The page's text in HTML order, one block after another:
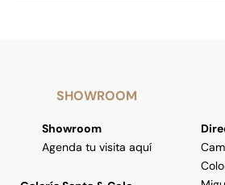
SHOWROOM
Showroom
Agenda tu visita aquí